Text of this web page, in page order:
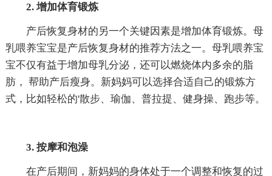
2. 增加体育锻炼
产后恢复身材的另一个关键因素是增加体育锻炼。母
乳喂养宝宝是产后恢复身材的推荐方法之一。母乳喂养宝
宝不仅有益于增加母乳分泌，还可以燃烧体内多余的脂
肪， 帮助产后瘦身。新妈妈可以选择合适自己的锻炼方
式，比如轻松的'散步、瑜伽、普拉提、健身操、跑步等。
3. 按摩和泡澡
在产后期间，新妈妈的身体处于一个调整和恢复的过